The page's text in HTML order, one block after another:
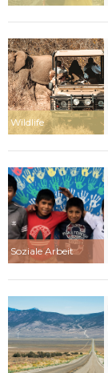
Wildlife
Soziale Arbeit